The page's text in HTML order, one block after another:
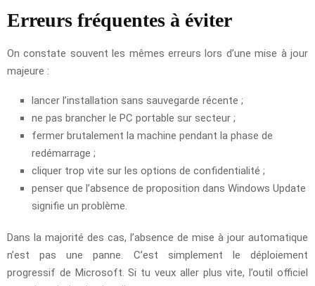
Erreurs fréquentes à éviter
On constate souvent les mêmes erreurs lors d’une mise à jour
majeure :
lancer l’installation sans sauvegarde récente ;
ne pas brancher le PC portable sur secteur ;
fermer brutalement la machine pendant la phase de
redémarrage ;
cliquer trop vite sur les options de confidentialité ;
penser que l’absence de proposition dans Windows Update
signifie un problème.
Dans la majorité des cas, l’absence de mise à jour automatique
n’est pas une panne. C’est simplement le déploiement
progressif de Microsoft. Si tu veux aller plus vite, l’outil officiel